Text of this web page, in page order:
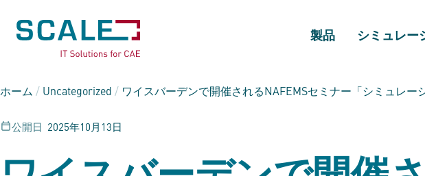
製品 シミュレー
ホーム / Uncategorized / ワイスバーデンで開催されるNAFEMSセミナー「シミュレー
公開日 2025年10月13日